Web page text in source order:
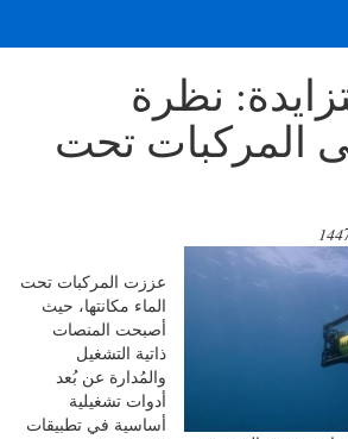
نظرة
المركبات تحت
عززت المركبات تحت
الماء مكانتها، حيث
أصبحت المنصات
ذاتية التشغيل
والمُدارة عن بُعد
أدوات تشغيلية
أساسية في تطبيقات